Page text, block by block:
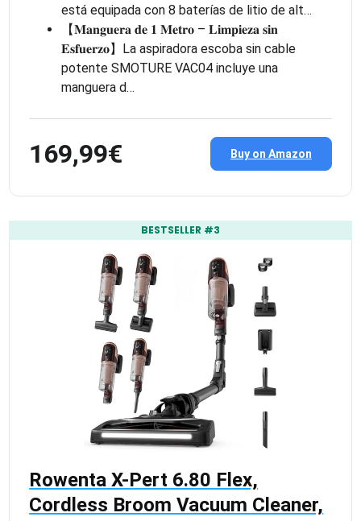
está equipada con 8 baterías de litio de alt…
【𝐌𝐚𝐧𝐠𝐮𝐞𝐫𝐚 𝐝𝐞 𝟏 𝐌𝐞𝐭𝐫𝐨 – 𝐋𝐢𝐦𝐩𝐢𝐞𝐳𝐚 𝐬𝐢𝐧
𝐄𝐬𝐟𝐮𝐞𝐫𝐳𝐨】La aspiradora escoba sin cable
potente SMOTURE VAC04 incluye una
manguera d…
169,99€ Buy on Amazon
BESTSELLER #3
Rowenta X-Pert 6.80 Flex,
Cordless Broom Vacuum Cleaner,